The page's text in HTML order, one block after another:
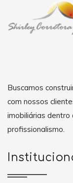
Buscamos
com nossos
imobiliárias
profissionalismo.